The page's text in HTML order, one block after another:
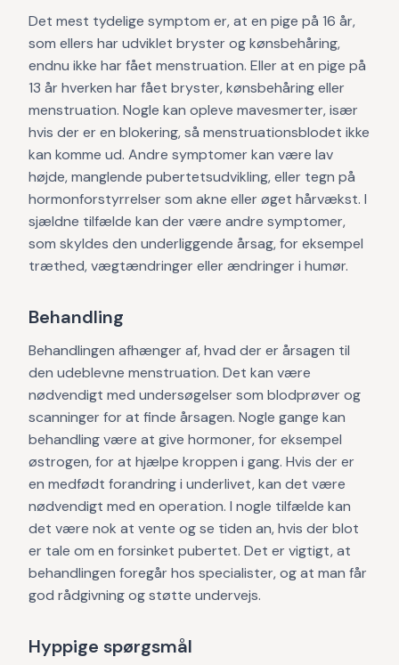
Det mest tydelige symptom er, at en pige på 16 år,
som ellers har udviklet bryster og kønsbehåring,
endnu ikke har fået menstruation. Eller at en pige på
13 år hverken har fået bryster, kønsbehåring eller
menstruation. Nogle kan opleve mavesmerter, især
hvis der er en blokering, så menstruationsblodet ikke
kan komme ud. Andre symptomer kan være lav
højde, manglende pubertetsudvikling, eller tegn på
hormonforstyrrelser som akne eller øget hårvækst. I
sjældne tilfælde kan der være andre symptomer,
som skyldes den underliggende årsag, for eksempel
træthed, vægtændringer eller ændringer i humør.
Behandling
Behandlingen afhænger af, hvad der er årsagen til
den udeblevne menstruation. Det kan være
nødvendigt med undersøgelser som blodprøver og
scanninger for at finde årsagen. Nogle gange kan
behandling være at give hormoner, for eksempel
østrogen, for at hjælpe kroppen i gang. Hvis der er
en medfødt forandring i underlivet, kan det være
nødvendigt med en operation. I nogle tilfælde kan
det være nok at vente og se tiden an, hvis der blot
er tale om en forsinket pubertet. Det er vigtigt, at
behandlingen foregår hos specialister, og at man får
god rådgivning og støtte undervejs.
Hyppige spørgsmål